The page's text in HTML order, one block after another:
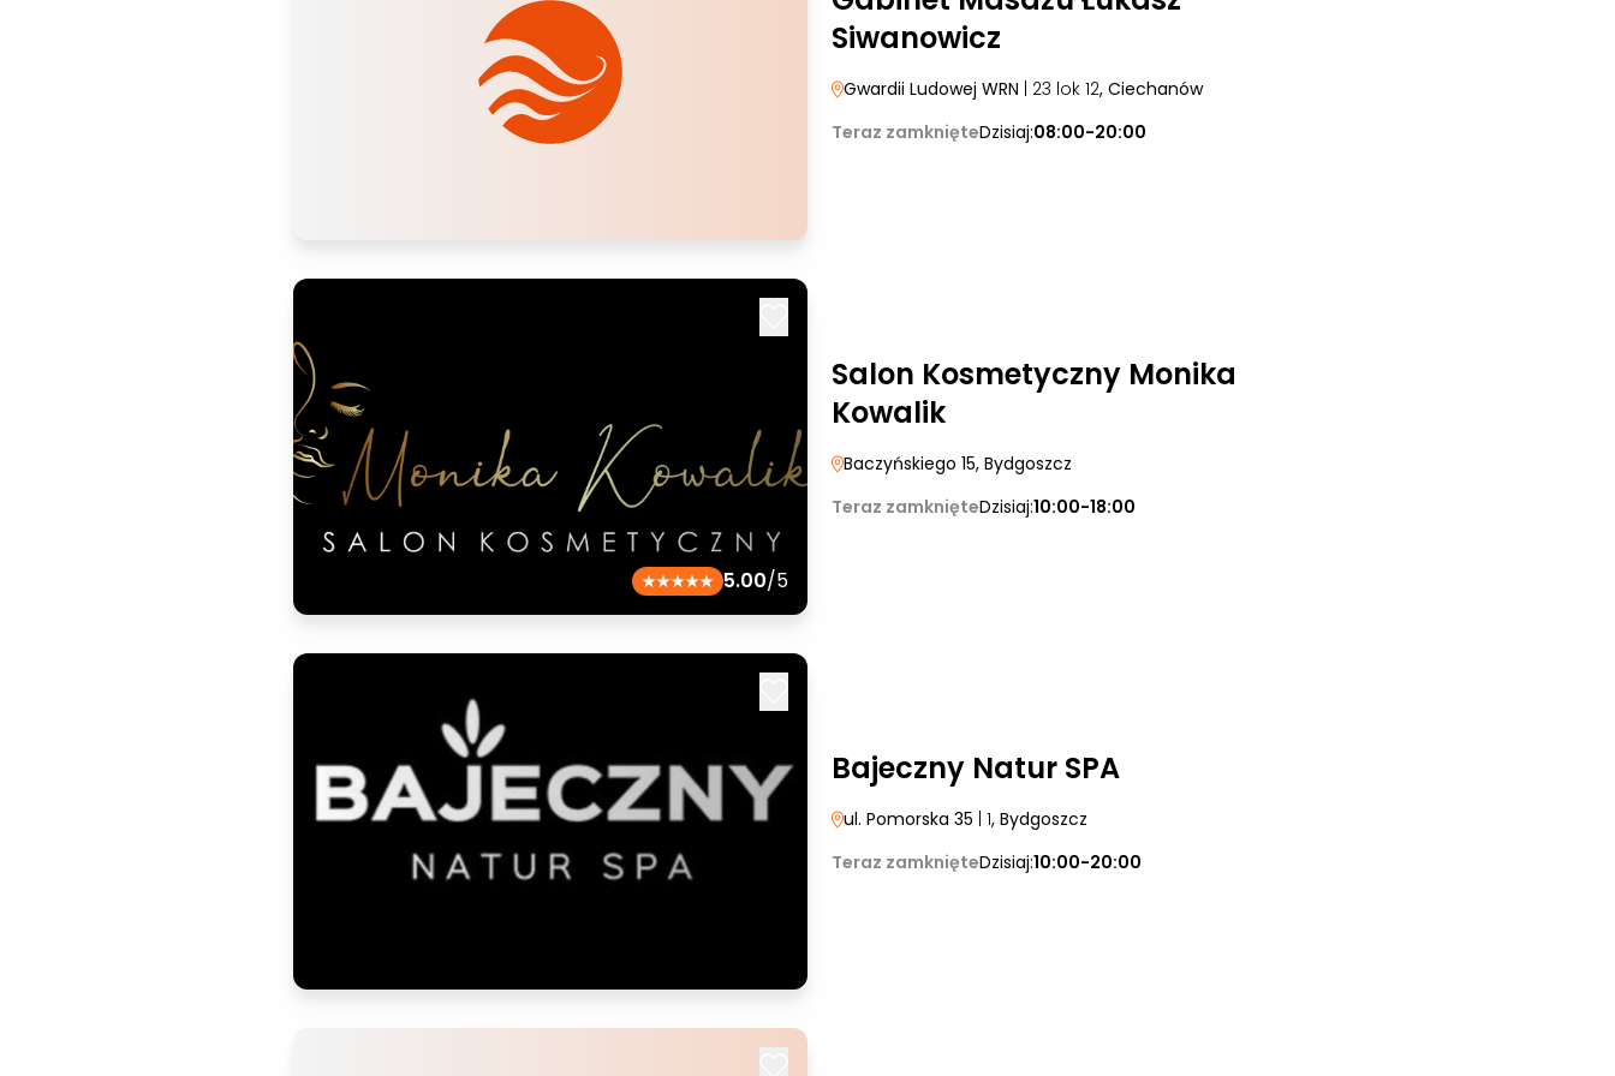
Siwanowicz
Gwardii Ludowej WRN | 23 lok 12, Ciechanów
Teraz zamknięteDzisiaj:08:00-20:00
5.00/5
Salon Kosmetyczny Monika
Kowalik
Baczyńskiego 15, Bydgoszcz
Teraz zamknięteDzisiaj:10:00-18:00
Bajeczny Natur SPA
ul. Pomorska 35 | 1, Bydgoszcz
Teraz zamknięteDzisiaj:10:00-20:00